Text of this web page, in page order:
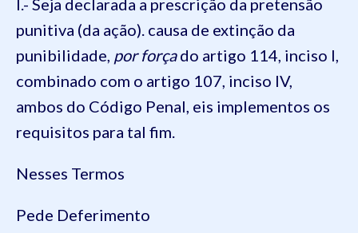
I.- Seja declarada a prescrição da pretensão
punitiva (da ação). causa de extinção da
punibilidade, por forçado artigo 114, inciso I,
combinado com o artigo 107, inciso IV,
ambos do Código Penal, eis implementos os
requisitos para tal fim.
Nesses Termos
Pede Deferimento